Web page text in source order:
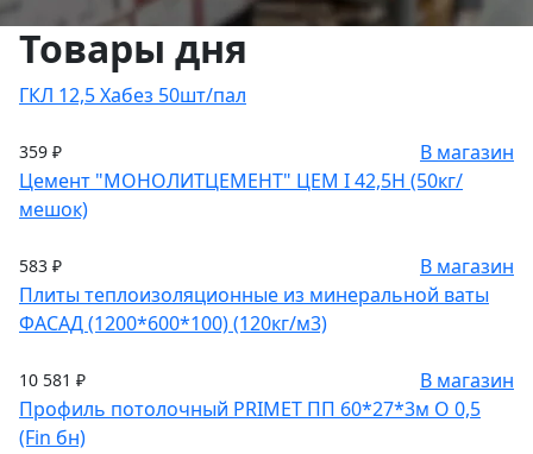
Товары дня
ГКЛ 12,5 Хабез 50шт/пал
359 ₽
В магазин
Цемент "МОНОЛИТЦЕМЕНТ" ЦЕМ I 42,5Н (50кг/
мешок)
583 ₽
В магазин
Плиты теплоизоляционные из минеральной ваты
ФАСАД (1200*600*100) (120кг/м3)
10 581 ₽
В магазин
Профиль потолочный PRIMET ПП 60*27*3м O 0,5
(Fin бн)